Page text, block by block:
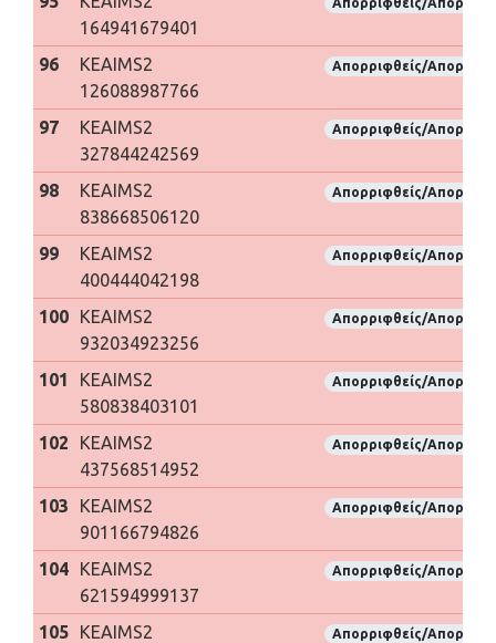
164941679401
96
KEAIMS2
126088987766
Απορριφθείς/
97
KEAIMS2
327844242569
Απορριφθείς/
98
KEAIMS2
838668506120
Απορριφθείς/
99
KEAIMS2
400444042198
Απορριφθείς/
100
KEAIMS2
932034923256
Απορριφθείς/
101
KEAIMS2
580838403101
Απορριφθείς/
102
KEAIMS2
437568514952
Απορριφθείς/
103
KEAIMS2
901166794826
Απορριφθείς/
104
KEAIMS2
621594999137
Απορριφθείς/
105
KEAIMS2
Απορριφθείς/